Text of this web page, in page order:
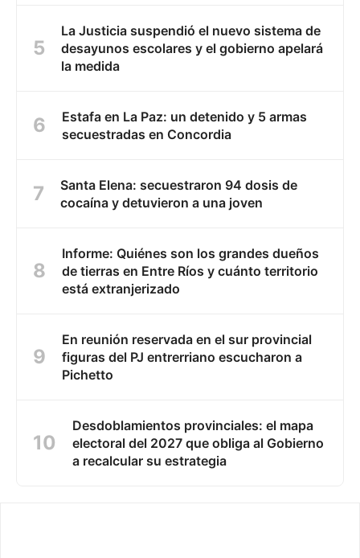
La Justicia suspendió el nuevo sistema de
desayunos escolares y el gobierno apelará
la medida
Estafa en La Paz: un detenido y 5 armas
secuestradas en Concordia
Santa Elena: secuestraron 94 dosis de
cocaína y detuvieron a una joven
Informe: Quiénes son los grandes dueños
de tierras en Entre Ríos y cuánto territorio
está extranjerizado
En reunión reservada en el sur provincial
figuras del PJ entrerriano escucharon a
Pichetto
Desdoblamientos provinciales: el mapa
electoral del 2027 que obliga al Gobierno
a recalcular su estrategia